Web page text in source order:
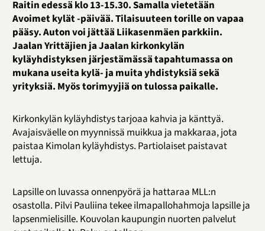
Raitin edessä klo 13-15.30. Samalla vietetään
Avoimet kylät -päivää. Tilaisuuteen torille on vapaa
pääsy. Auton voi jättää Liikasenmäen parkkiin.
Jaalan Yrittäjien ja Jaalan kirkonkylän
kyläyhdistyksen järjestämässä tapahtumassa on
mukana useita kylä- ja muita yhdistyksiä sekä
yrityksiä. Myös torimyyjiä on tulossa paikalle.
Kirkonkylän kyläyhdistys tarjoaa kahvia ja känttyä.
Avajaisväelle on myynnissä muikkua ja makkaraa, jota
paistaa Kimolan kyläyhdistys. Partiolaiset paistavat
lettuja.
Lapsille on luvassa onnenpyörä ja hattaraa MLL:n
osastolla. Pilvi Pauliina tekee ilmapallohahmoja lapsille ja
lapsenmielisille. Kouvolan kaupungin nuorten palvelut